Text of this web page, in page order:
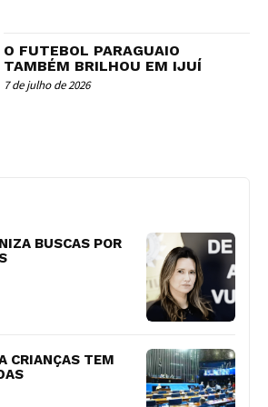
O FUTEBOL PARAGUAIO
TAMBÉM BRILHOU EM IJUÍ
7 de julho de 2026
BUSCAS POR
CRIANÇAS TEM